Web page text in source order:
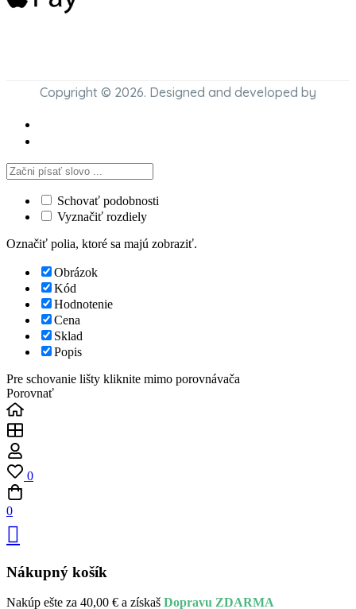
Copyright © 2026. Designed and developed by
Schovať podobnosti
Vyznačiť rozdiely
Označiť polia, ktoré sa majú zobraziť.
Obrázok
Kód
Hodnotenie
Cena
Sklad
Popis
Pre schovanie lišty kliknite mimo porovnávača
Porovnať
0
0
Nákupný košík
Nakúp ešte za 40,00 € a získaš Dopravu ZDARMA